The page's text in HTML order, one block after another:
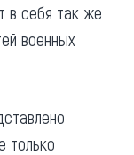
в себя так же
военных
только